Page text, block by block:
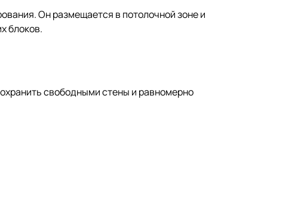
Он размещается в потолочной зоне и
блоков.
свободными стены и равномерно